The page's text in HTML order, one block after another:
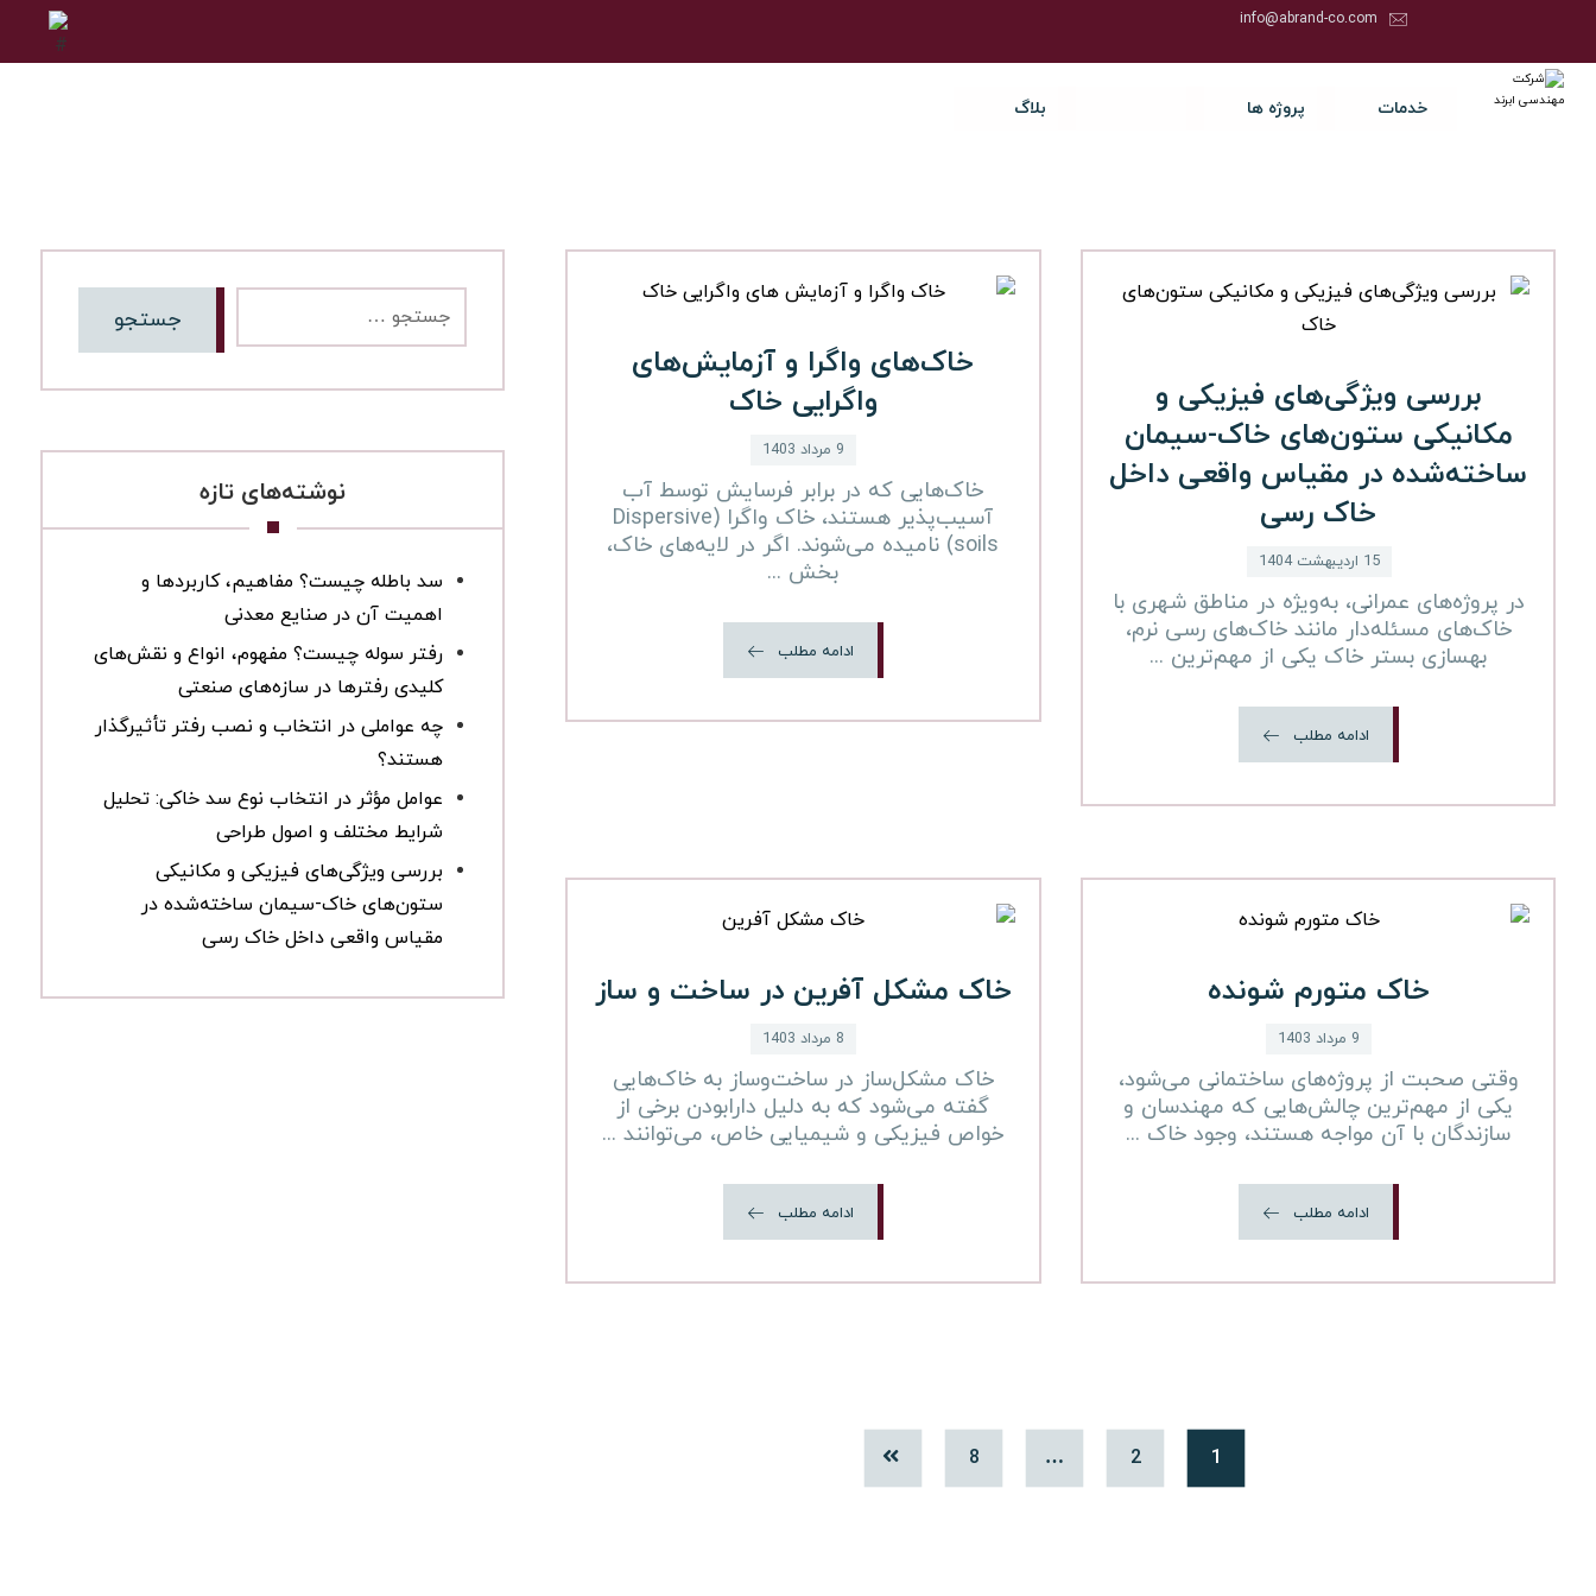
info@abrand-co.com
خدمات پروژه ها بلاگ
بررسی ویژگی‌های فیزیکی و
مکانیکی ستون‌های خاک-سیمان
ساخته‌شده در مقیاس واقعی داخل
خاک رسی
15 اردیبهشت 1404
در پروژه‌های عمرانی، به‌ویژه در مناطق شهری با
خاک‌های مسئله‌دار مانند خاک‌های رسی نرم،
بهسازی بستر خاک یکی از مهم‌ترین ...
ادامه مطلب
خاک‌های واگرا و آزمایش‌های
واگرایی خاک
9 مرداد 1403
خاک‌هایی که در برابر فرسایش توسط آب
آسیب‌پذیر هستند، خاک واگرا (Dispersive
soils) نامیده می‌شوند. اگر در لایه‌های خاک،
بخش ...
ادامه مطلب
خاک متورم شونده
9 مرداد 1403
وقتی صحبت از پروژه‌های ساختمانی می‌شود،
یکی از مهم‌ترین چالش‌هایی که مهندسان و
سازندگان با آن مواجه هستند، وجود خاک ...
ادامه مطلب
خاک مشکل آفرین در ساخت و ساز
8 مرداد 1403
خاک مشکل‌ساز در ساخت‌وساز به خاک‌هایی
گفته می‌شود که به دلیل دارابودن برخی از
خواص فیزیکی و شیمیایی خاص، می‌توانند ...
ادامه مطلب
1
2
…
8
نوشته‌های تازه
سد باطله چیست؟ مفاهیم، کاربردها و
اهمیت آن در صنایع معدنی
رفتر سوله چیست؟ مفهوم، انواع و نقش‌های
کلیدی رفترها در سازه‌های صنعتی
چه عواملی در انتخاب و نصب رفتر تأثیرگذار
هستند؟
عوامل مؤثر در انتخاب نوع سد خاکی: تحلیل
شرایط مختلف و اصول طراحی
بررسی ویژگی‌های فیزیکی و مکانیکی
ستون‌های خاک-سیمان ساخته‌شده در
مقیاس واقعی داخل خاک رسی